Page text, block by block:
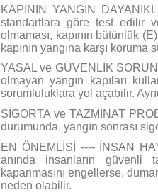
KAPININ YANGIN
standartlara göre test edilir
olmaması, kapının bütünlük
kapının yangına karşı
YASAL ve GÜVENLİK
olmayan yangın kapıları
sorumluluklara yol açabilir.
SİGORTA ve TAZMİNAT
durumunda, yangın sonrası
EN ÖNEMLİSİ ---- İNSAN
anında insanların güvenli
kapanmasını engellerse,
neden olabilir.